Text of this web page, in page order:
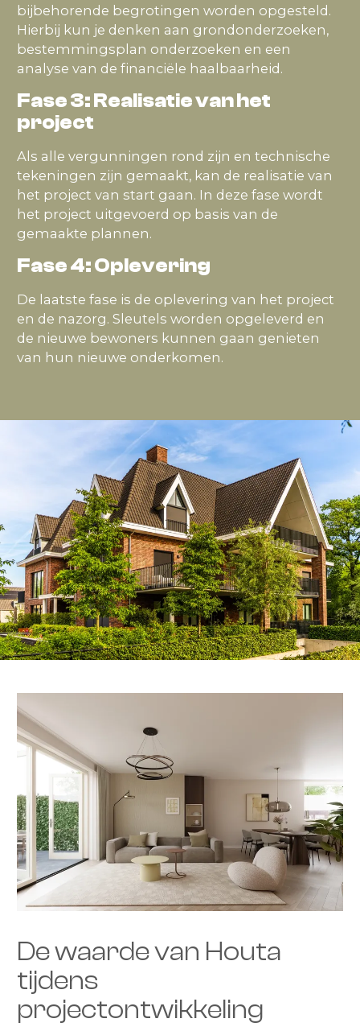
bijbehorende begrotingen worden opgesteld.
Hierbij kun je denken aan grondonderzoeken,
bestemmingsplan onderzoeken en een
analyse van de financiële haalbaarheid.
Fase 3: Realisatie van het
project
Als alle vergunningen rond zijn en technische
tekeningen zijn gemaakt, kan de realisatie van
het project van start gaan. In deze fase wordt
het project uitgevoerd op basis van de
gemaakte plannen.
Fase 4: Oplevering
De laatste fase is de oplevering van het project
en de nazorg. Sleutels worden opgeleverd en
de nieuwe bewoners kunnen gaan genieten
van hun nieuwe onderkomen.
De waarde van Houta
tijdens
projectontwikkeling